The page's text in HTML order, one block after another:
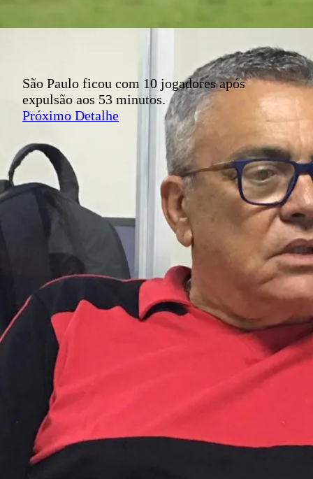
São Paulo ficou com 10 jogadores após
expulsão aos 53 minutos.
Próximo Detalhe